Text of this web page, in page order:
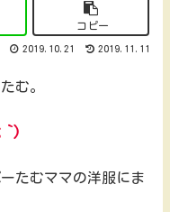
コピー
2019.11.11
2019.10.21
む。
`)
たむママの洋服にま